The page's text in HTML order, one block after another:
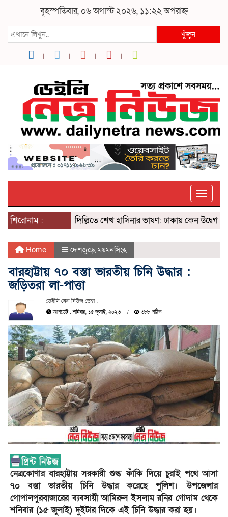
বৃহস্পতিবার, ০৬ অগাস্ট ২০২৬, ১১:২২ অপরাহ্ন
খুঁজুন
শিরোনাম : দিল্লিতে শেখ হাসিনার ভাষণ: ঢাকায় কেন উদ্বেগ? ৫
Home দেশজুড়ে,ময়মনসিংহ
বারহাট্টায় ৭০ বস্তা ভারতীয় চিনি উদ্ধার :
জড়িতরা লা-পাত্তা
ডেইলি নেত্র নিউজ ডেক্স :
আপডেট : শনিবার, ১৫ জুলাই, ২০২৩ ৩৮৮ পঠিত
নেত্রকোণার বারহাট্টায় সরকারী শুল্ক ফাঁকি দিয়ে চুরাই পথে আসা
৭০ বস্তা ভারতীয় চিনি উদ্ধার করেছে পুলিশ। উপজেলার
গোপালপুরবাজারের ব্যবসায়ী আমিরুল ইসলাম রনির গোদাম থেকে
শনিবার (১৫ জুলাই) দুইটার দিকে এই চিনি উদ্ধার করা হয়।